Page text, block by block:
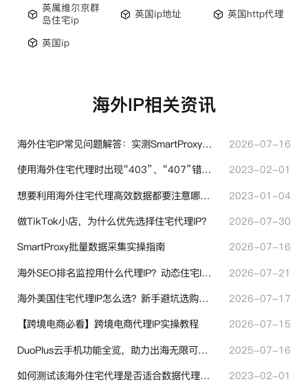
英属维尔京群
岛住宅ip
英国ip地址 英国http代理
英国ip
海外IP相关资讯
海外住宅IP常见问题解答：实测SmartProxy使用经验分享
2026-07-16
使用海外住宅代理时出现“403”、“407”错误代码时代表什么？
2023-02-01
想要利用海外住宅代理高效数据都要注意哪些地方？
2023-01-04
做TikTok小店，为什么优先选择住宅代理IP？
2026-07-30
SmartProxy批量数据采集实操指南
2026-07-16
海外SEO排名监控用什么代理IP？动态住宅IP与静态住宅IP怎么选
2026-07-21
海外美国住宅代理IP怎么选？新手避坑选购指南
2026-07-17
【跨境电商必看】跨境电商代理IP实操教程
2026-07-15
DuoPlus云手机功能全览，助力出海无限可能！
2025-07-16
如何测试该海外住宅代理是否适合数据代理使用？
2023-02-01